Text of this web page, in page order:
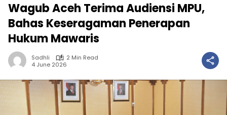
Wagub Aceh Terima Audiensi MPU,
Bahas Keseragaman Penerapan
Hukum Mawaris
Sadhli
2 Min Read
4 June 2026